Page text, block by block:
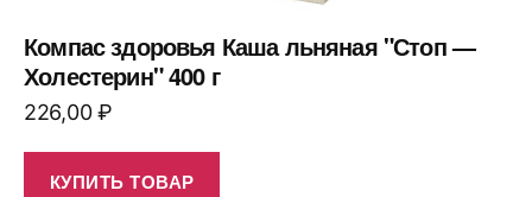
Компас здоровья Каша льняная "Стоп —
Холестерин" 400 г
226,00₽
КУПИТЬ ТОВАР